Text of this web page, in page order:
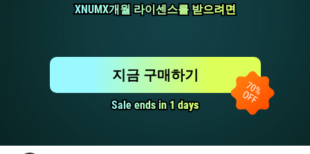
XNUMX개월 라이센스를 받으려면
XNUMX개월 라이센스를 받으려면
Sale ends in 1 days
Sale ends in 1 days
지금 구매하기